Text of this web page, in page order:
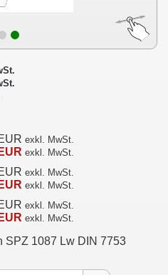
exkl. MwSt.
exkl. MwSt.
exkl. MwSt.
exkl. MwSt.
exkl. MwSt.
exkl. MwSt.
SPZ 1087 Lw DIN 7753